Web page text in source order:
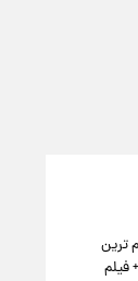
ترین
فیلم